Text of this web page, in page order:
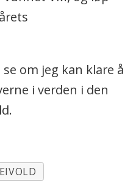
om jeg kan klare å
i verden i den